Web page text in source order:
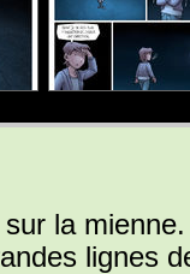
la
lignes